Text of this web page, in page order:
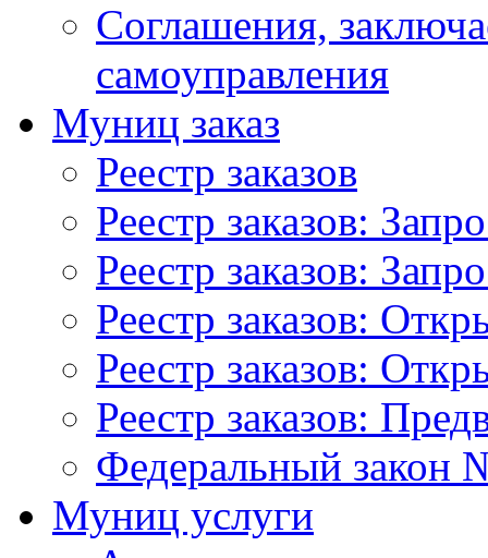
Соглашения,
самоуправления
Муниц заказ
Реестр заказов
Реестр заказов:
Реестр заказов:
Реестр заказов:
Реестр заказов:
Реестр заказов:
Федеральный закон
Муниц услуги